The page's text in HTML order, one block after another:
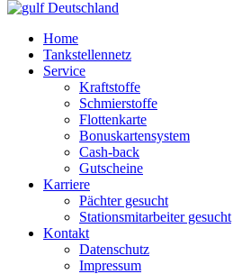
Home
Tankstellennetz
Service
Kraftstoffe
Schmierstoffe
Flottenkarte
Bonuskartensystem
Cash-back
Gutscheine
Karriere
Pächter gesucht
Stationsmitarbeiter gesucht
Kontakt
Datenschutz
Impressum